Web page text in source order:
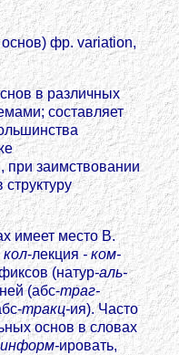
фр. variation,
в различных
составляет
при заимствовании
имеет место В.
кол-лекция- ком-
(натур-аль-
(абс-траг-
тракц-ия). Часто
основ в словах
информ-ировать,